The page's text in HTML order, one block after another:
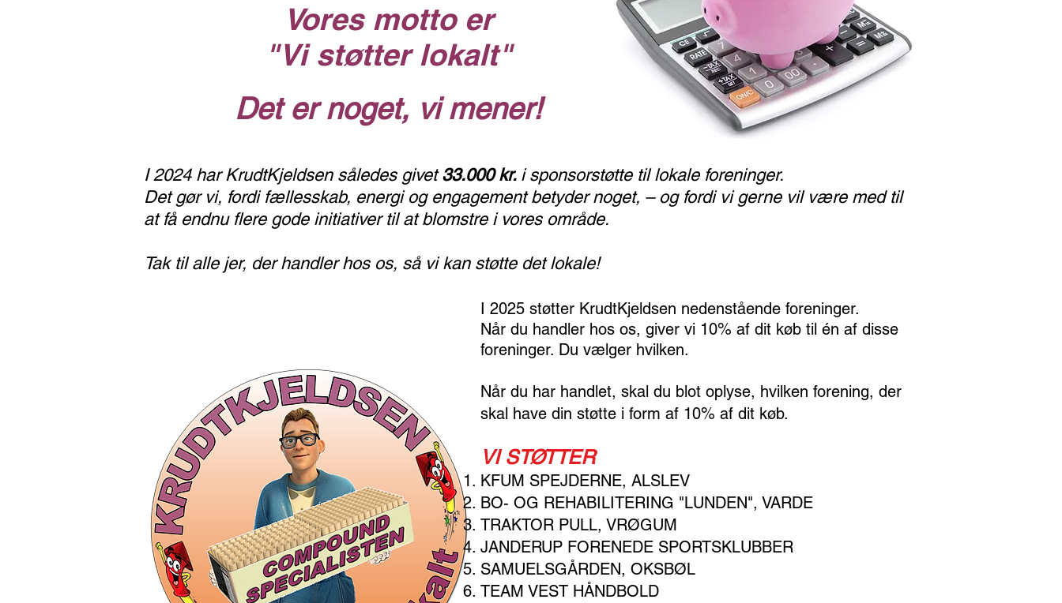
I 2024 har KrudtKjeldsen således givet33.000 kr. i sponsorstøtte til lokale foreninger.
Det gør vi, fordi fællesskab, energi og engagement betyder noget, – og fordi vi gerne vil være med til
at få endnu flere gode initiativer til at blomstre i vores område.
Tak til alle jer, der handler hos os, så vi kan støtte det lokale!
Vores motto er
"Vi støtter lokalt"
Det er noget, vi mener!
I 2025 støtter KrudtKjeldsen nedenstående foreninger.
Når du handler hos os, giver vi 10% af dit køb til én af disse
foreninger. Du vælger hvilken.
Når du har handlet, skal du blot oplyse, hvilken forening, der
skal have din støtte i form af 10% af dit køb.
VI STØTTER
KFUM SPEJDERNE, ALSLEV
BO- OG REHABILITERING "LUNDEN", VARDE
TRAKTOR PULL, VRØGUM
JANDERUP FORENEDE SPORTSKLUBBER
SAMUELSGÅRDEN, OKSBØL
TEAM VEST HÅNDBOLD